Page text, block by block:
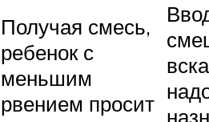
Получая смесь,
ребенок с
меньшим
рвением просит